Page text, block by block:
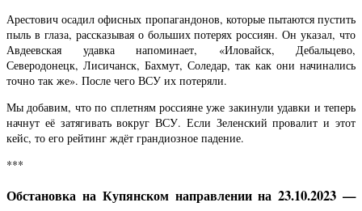
Арестович осадил офисных пропагандонов, которые пытаются пустить
пыль в глаза, рассказывая о больших потерях россиян. Он указал, что
Авдеевская удавка напоминает, «Иловайск, Дебальцево,
Северодонецк, Лисичанск, Бахмут, Соледар, так как они начинались
точно так же». После чего ВСУ их потеряли.
Мы добавим, что по сплетням россияне уже закинули удавки и теперь
начнут её затягивать вокруг ВСУ. Если Зеленский провалит и этот
кейс, то его рейтинг ждёт грандиозное падение.
***
Обстановка на Купянском направлении на 23.10.2023 —